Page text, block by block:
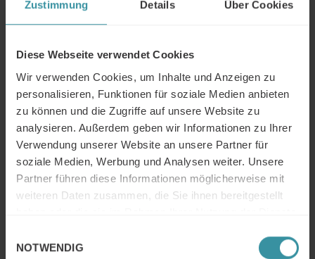
Zustimmung Details Über Cookies
Diese Webseite verwendet Cookies
Wir verwenden Cookies, um Inhalte und Anzeigen zu
personalisieren, Funktionen für soziale Medien anbieten
zu können und die Zugriffe auf unsere Website zu
analysieren. Außerdem geben wir Informationen zu Ihrer
Verwendung unserer Website an unsere Partner für
soziale Medien, Werbung und Analysen weiter. Unsere
Partner führen diese Informationen möglicherweise mit
weiteren Daten zusammen, die Sie ihnen bereitgestellt
NOTWENDIG
Der Datenkultur-Experte Sven Zech und Marcus
Redemann geben Einblicke in die faszinierenden
Möglichkeiten von KI-Anwendungen im Vertrieb.
Kompetenzen Sie in Zukunft benötigen. So schöpfen Sie
das volle Potenzial von KI aus.